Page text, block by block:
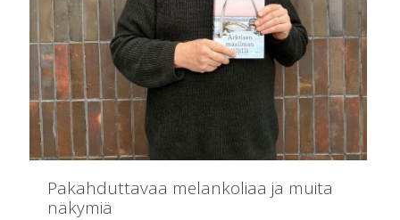
Pakahduttavaa melankoliaa ja muita
näkymiä